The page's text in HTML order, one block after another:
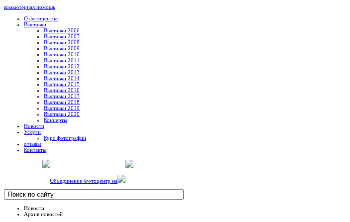
комьютерная помощь
О фотоцентре
Выставки
Выставки 2006
Выставки 2007
Выставки 2008
Выставки 2009
Выставки 2010
Выставки 2011
Выставки 2012
Выставки 2013
Выставки 2014
Выставки 2015
Выставки 2016
Выставки 2017
Выставки 2018
Выставки 2019
Выставки 2020
Концерты
Новости
Услуги
Курс фотографии
отзывы
Контакты
Объединение Фотоцентр на
Новости
Архив новостей